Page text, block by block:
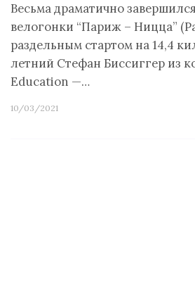
Весьма драматично
велогонки “Париж – Ницца”
раздельным стартом на 14,4
летний Стефан Биссиггер из
Education —…
10/03/2021